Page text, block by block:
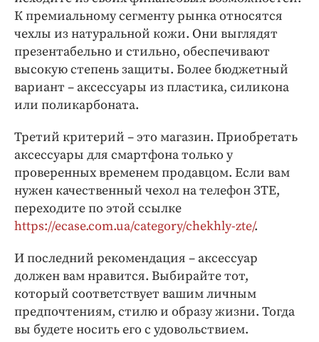
К премиальному сегменту рынка относятся
чехлы из натуральной кожи. Они выглядят
презентабельно и стильно, обеспечивают
высокую степень защиты. Более бюджетный
вариант – аксессуары из пластика, силикона
или поликарбоната.
Третий критерий – это магазин. Приобретать
аксессуары для смартфона только у
проверенных временем продавцом. Если вам
нужен качественный чехол на телефон ЗТЕ,
переходите по этой ссылке
https://ecase.com.ua/category/chekhly-zte/.
И последний рекомендация – аксессуар
должен вам нравится. Выбирайте тот,
который соответствует вашим личным
предпочтениям, стилю и образу жизни. Тогда
вы будете носить его с удовольствием.